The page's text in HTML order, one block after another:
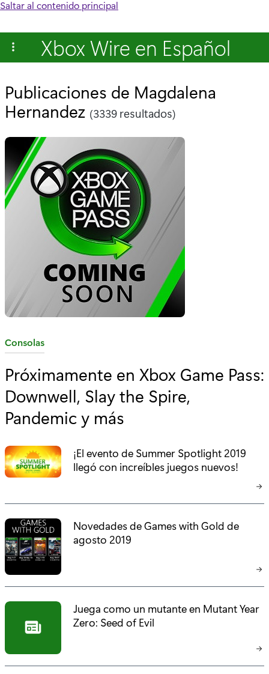
Saltar al contenido principal
Xbox Wire en Español
Publicaciones de Magdalena
Hernandez (3339 resultados)
C
t
e
g
o
í
a
Consolas
Próximamente en Xbox Game Pass:
Downwell, Slay the Spire,
Pandemic y más
¡El evento de Summer Spotlight 2019
llegó con increíbles juegos nuevos!
Novedades de Games with Gold de
agosto 2019
Juega como un mutante en Mutant Year
Zero: Seed of Evil